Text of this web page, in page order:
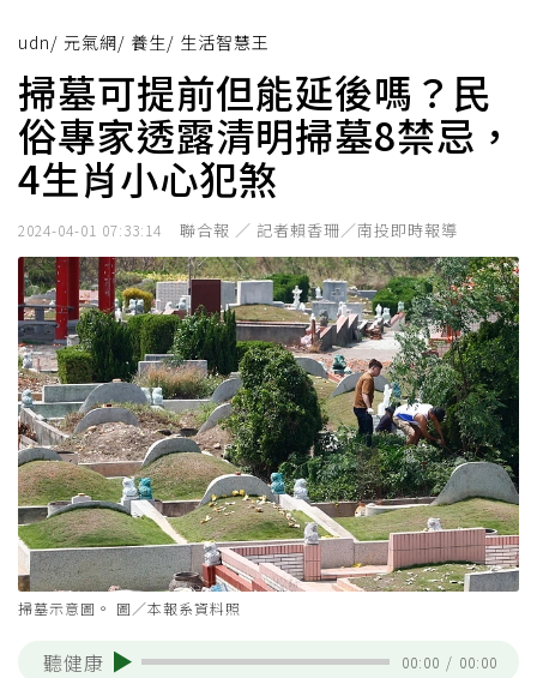
udn/ 元氣網/ 養生/ 生活智慧王
掃墓可提前但能延後嗎？民
俗專家透露清明掃墓8禁忌，
4生肖小心犯煞
2024-04-01 07:33:14 聯合報 ／ 記者賴香珊／南投即時報導
掃墓示意圖。 圖／本報系資料照
聽健康 00:00 / 00:00